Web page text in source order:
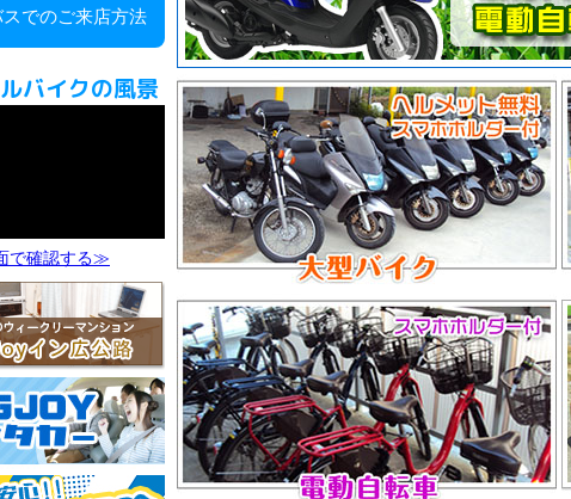
でのご来店方法
バイクの風景
で確認する≫